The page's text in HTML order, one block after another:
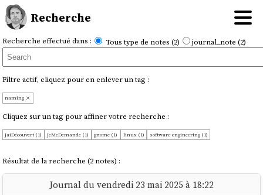
Recherche
Recherche effectué dans : Tous type de notes (2) journal_note (2)
Filtre actif, cliquez pour en enlever un tag :
naming
Cliquez sur un tag pour affiner votre recherche :
JaiDécouvert (1) JeMeDemande (1) gnome (1) linux (1) software-engineering (1)
Résultat de la recherche (2 notes) :
Journal du vendredi 23 mai 2025 à 18:22